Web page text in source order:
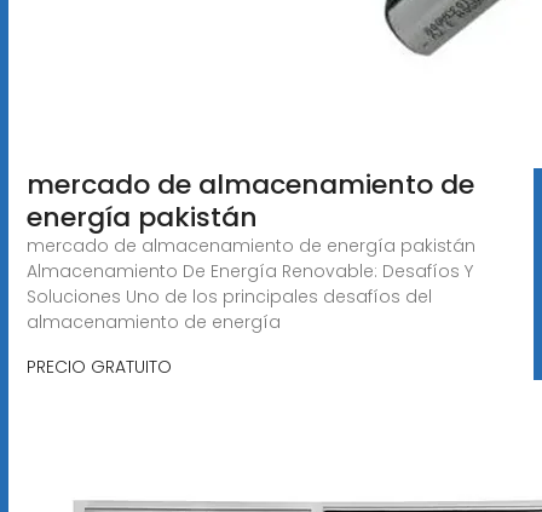
mercado de almacenamiento de
energía pakistán
mercado de almacenamiento de energía pakistán
Almacenamiento De Energía Renovable: Desafíos Y
Soluciones Uno de los principales desafíos del
almacenamiento de energía
PRECIO GRATUITO